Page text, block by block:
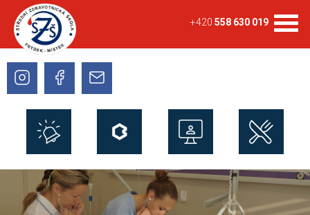
+420 558 630 019